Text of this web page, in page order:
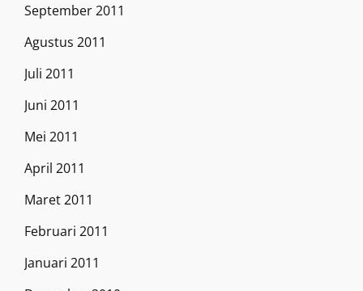
September 2011
Agustus 2011
Juli 2011
Juni 2011
Mei 2011
April 2011
Maret 2011
Februari 2011
Januari 2011